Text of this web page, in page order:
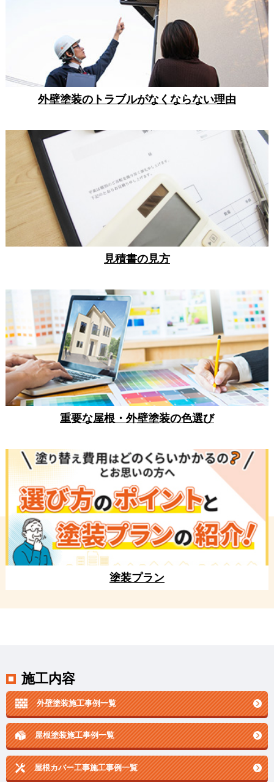
外壁塗装のトラブルがなくならない理由
見積書の見方
重要な屋根・外壁塗装の色選び
塗装プラン
施工内容
外壁塗装施工事例一覧
屋根塗装施工事例一覧
屋根カバー工事施工事例一覧